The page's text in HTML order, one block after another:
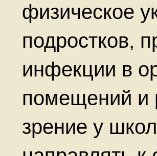
физическое
подростков,
инфекции в
помещений и
зрение у